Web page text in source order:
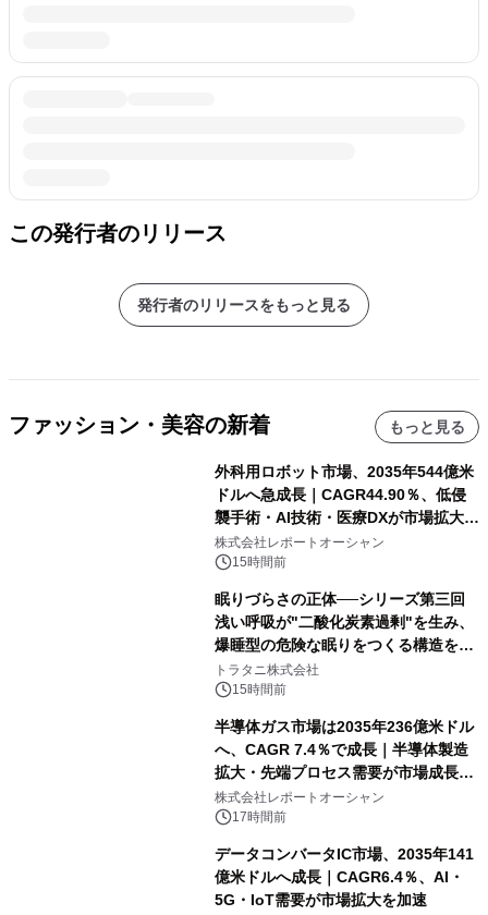
この発行者のリリース
発行者のリリースをもっと見る
ファッション・美容の新着 もっと見る
外科用ロボット市場、2035年544億米
ドルへ急成長｜CAGR44.90％、低侵
襲手術・AI技術・医療DXが市場拡大を
牽引
株式会社レポートオーシャン
15時間前
眠りづらさの正体──シリーズ第三回
浅い呼吸が"二酸化炭素過剰"を生み、
爆睡型の危険な眠りをつくる構造を解
説
トラタニ株式会社
15時間前
半導体ガス市場は2035年236億米ドル
へ、CAGR 7.4％で成長｜半導体製造
拡大・先端プロセス需要が市場成長を
加速
株式会社レポートオーシャン
17時間前
データコンバータIC市場、2035年141
億米ドルへ成長｜CAGR6.4％、AI・
5G・IoT需要が市場拡大を加速